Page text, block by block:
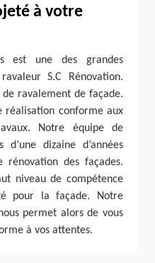
à votre
est une des grandes
S.C Rénovation.
de ravalement de façade.
réalisation conforme aux
Notre équipe de
dizaine d’années
rénovation des façades.
niveau de compétence
pour la façade. Notre
permet alors de vous
à vos attentes.